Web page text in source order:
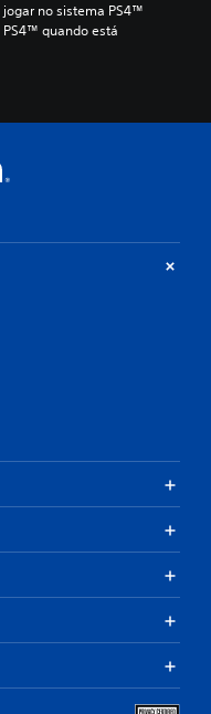
no sistema PS4™
quando está